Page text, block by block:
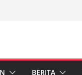
BERITA